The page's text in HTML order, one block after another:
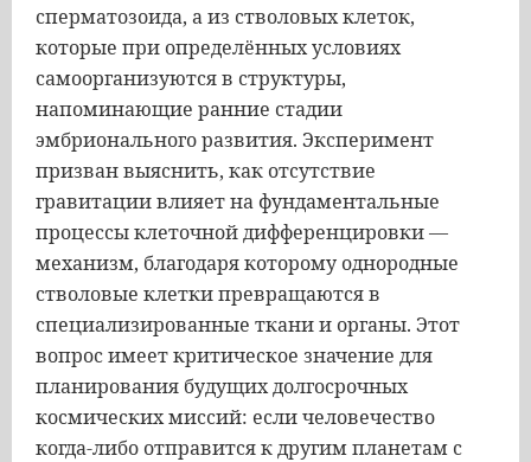
сперматозоида, а из стволовых клеток,
которые при определённых условиях
самоорганизуются в структуры,
напоминающие ранние стадии
эмбрионального развития. Эксперимент
призван выяснить, как отсутствие
гравитации влияет на фундаментальные
процессы клеточной дифференцировки —
механизм, благодаря которому однородные
стволовые клетки превращаются в
специализированные ткани и органы. Этот
вопрос имеет критическое значение для
планирования будущих долгосрочных
космических миссий: если человечество
когда-либо отправится к другим планетам с